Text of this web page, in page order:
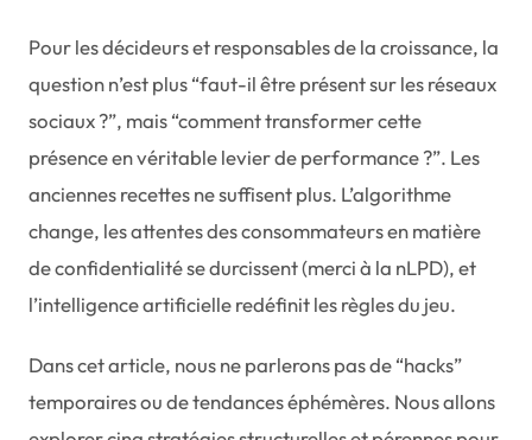
Pour les décideurs et responsables de la croissance, la
question n’est plus “faut-il être présent sur les réseaux
sociaux ?”, mais “comment transformer cette
présence en véritable levier de performance ?”. Les
anciennes recettes ne suffisent plus. L’algorithme
change, les attentes des consommateurs en matière
de confidentialité se durcissent (merci à la nLPD), et
l’intelligence artificielle redéfinit les règles du jeu.
Dans cet article, nous ne parlerons pas de “hacks”
temporaires ou de tendances éphémères. Nous allons